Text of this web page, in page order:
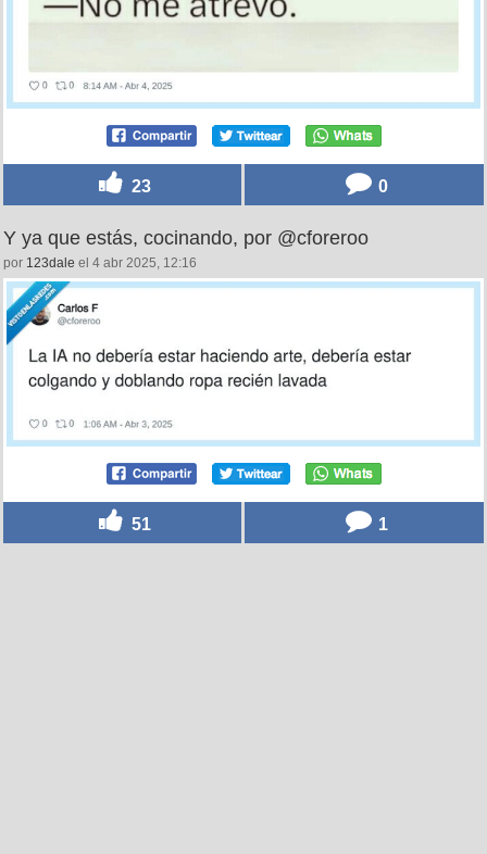
23 0
Y ya que estás, cocinando, por @cforeroo
por 123dale el 4 abr 2025, 12:16
51 1